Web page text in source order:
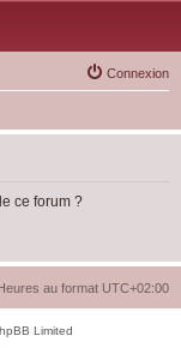
Connexion
ce forum ?
au format UTC+02:00
Limited